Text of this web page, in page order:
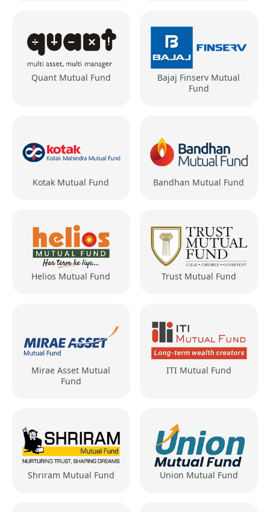
Quant Mutual Fund
Bajaj Finserv Mutual
Fund
Kotak Mutual Fund Bandhan Mutual Fund
Helios Mutual Fund Trust Mutual Fund
Mirae Asset Mutual
Fund
ITI Mutual Fund
Shriram Mutual Fund Union Mutual Fund